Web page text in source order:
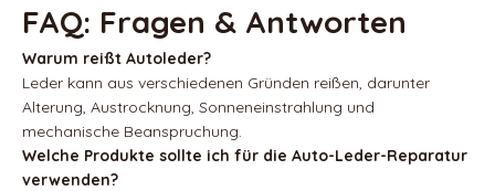
FAQ: Fragen & Antworten
Warum reißt Autoleder?
Leder kann aus verschiedenen Gründen reißen, darunter
Alterung, Austrocknung, Sonneneinstrahlung und
mechanische Beanspruchung.
Welche Produkte sollte ich für die Auto-Leder-Reparatur
verwenden?